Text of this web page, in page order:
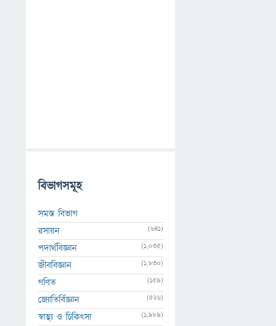
বিভাগসমূহ
সমস্ত বিভাগ
রসায়ন
(641)
পদার্থবিজ্ঞান (1,035)
জীববিজ্ঞান (1,830)
গণিত (159)
জ্যোতির্বিজ্ঞান (526)
স্বাস্থ্য ও চিকিৎসা (1,989)